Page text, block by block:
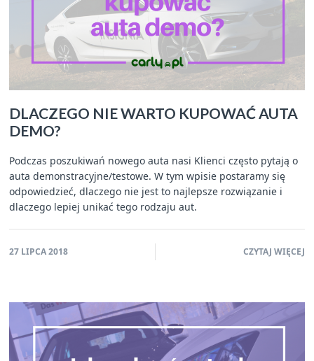
DLACZEGO NIE WARTO KUPOWAĆ AUTA
DEMO?
Podczas poszukiwań nowego auta nasi Klienci często pytają o
auta demonstracyjne/testowe. W tym wpisie postaramy się
odpowiedzieć, dlaczego nie jest to najlepsze rozwiązanie i
dlaczego lepiej unikać tego rodzaju aut.
27 LIPCA 2018 CZYTAJ WIĘCEJ